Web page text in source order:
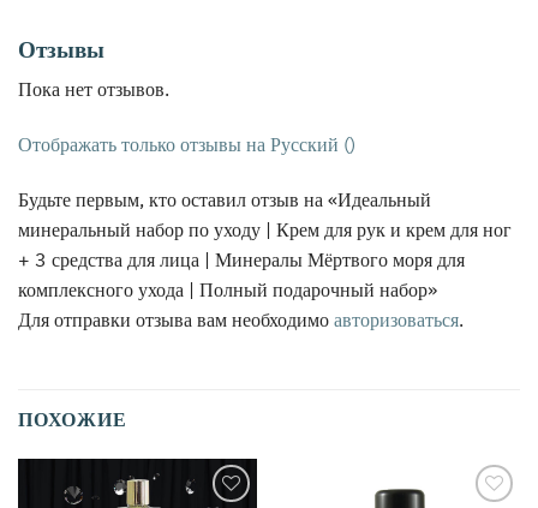
Отзывы
Пока нет отзывов.
Отображать только отзывы на Русский ()
Будьте первым, кто оставил отзыв на «Идеальный
минеральный набор по уходу | Крем для рук и крем для ног
+ 3 средства для лица | Минералы Мёртвого моря для
комплексного ухода | Полный подарочный набор»
Для отправки отзыва вам необходимо авторизоваться.
ПОХОЖИЕ